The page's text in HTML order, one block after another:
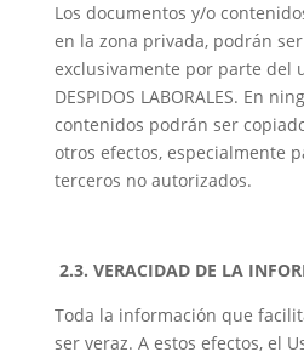
Los documentos y/o
en la zona privada, podrán
exclusivamente por parte del
DESPIDOS LABORALES. En
contenidos podrán ser
otros efectos, especialmente
terceros no autorizados.
2.3. VERACIDAD DE LA
Toda la información que
ser veraz. A estos efectos, el